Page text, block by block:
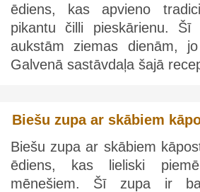
ēdiens, kas apvieno
pikantu čilli pieskārienu.
aukstām ziemas dienām,
Galvenā sastāvdaļa šajā
Biešu zupa ar skābiem
Biešu zupa ar skābiem
ēdiens, kas lieliski
mēnešiem. Šī zupa ir